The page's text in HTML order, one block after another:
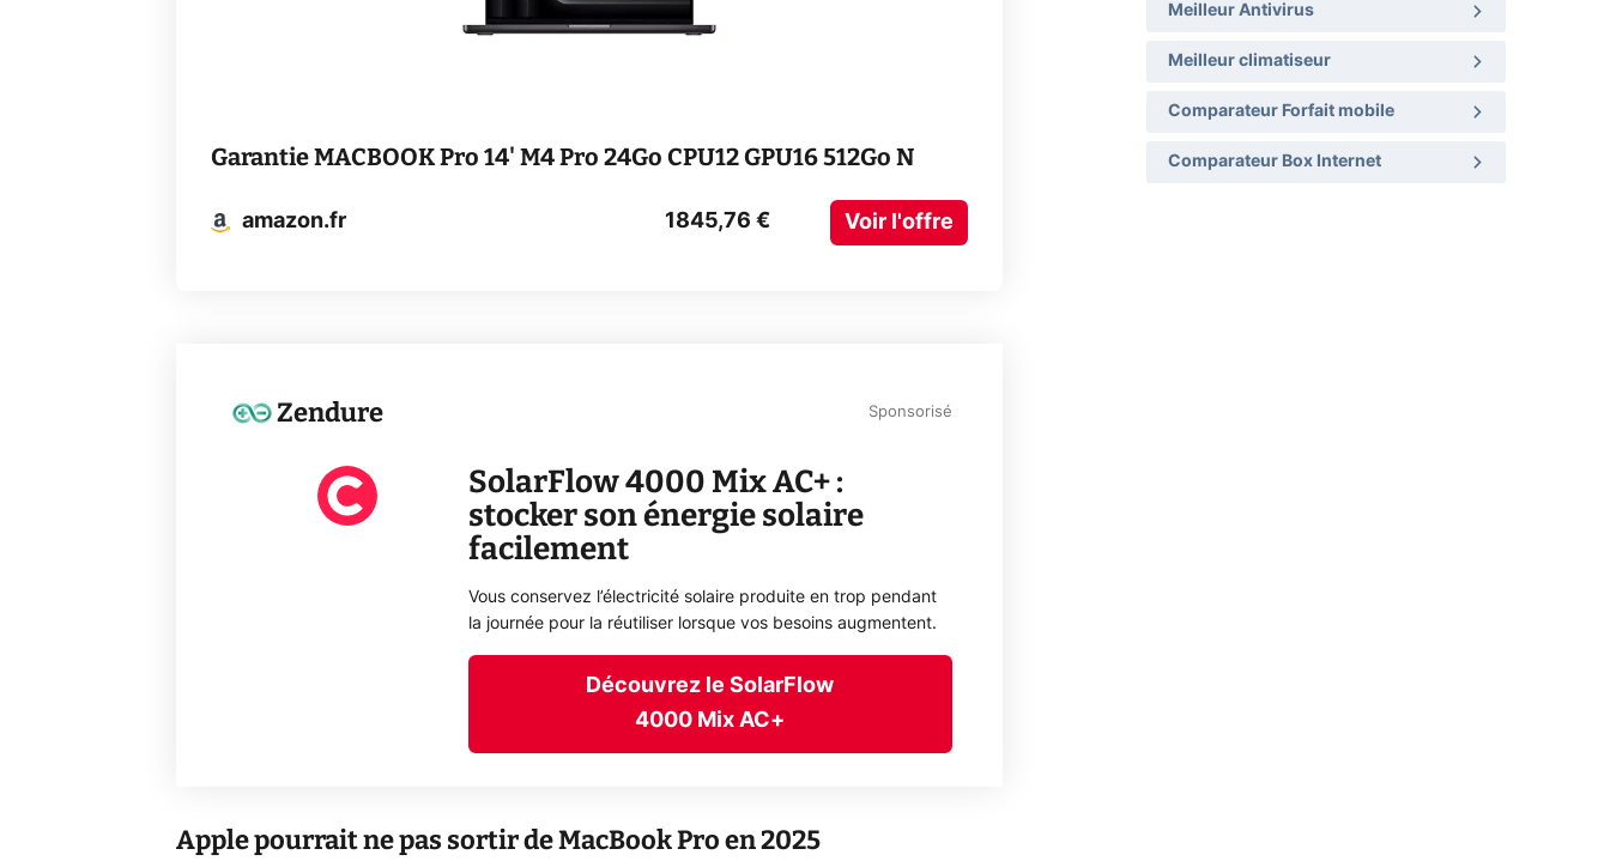
Garantie MACBOOK Pro 14' M4 Pro 24Go CPU12 GPU16 512Go N
amazon.fr 1845,76 € Voir l'offre
Zendure Sponsorisé
SolarFlow 4000 Mix AC+ :
stocker son énergie solaire
facilement
Vous conservez l’électricité solaire produite en trop pendant
la journée pour la réutiliser lorsque vos besoins augmentent.
Découvrez le SolarFlow
4000 Mix AC+
Apple pourrait ne pas sortir de MacBook Pro en 2025
Meilleur Antivirus
Meilleur climatiseur
Comparateur Forfait mobile
Comparateur Box Internet